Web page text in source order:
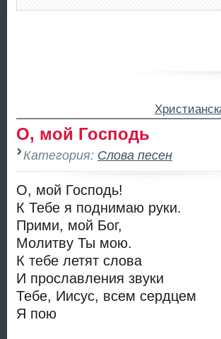
О, мой Господь
Категория: Слова песен
О, мой Господь!
К Тебе я поднимаю руки.
Прими, мой Бог,
Молитву Ты мою.
К тебе летят слова
И прославления звуки
Тебе, Иисус, всем сердцем
Я пою